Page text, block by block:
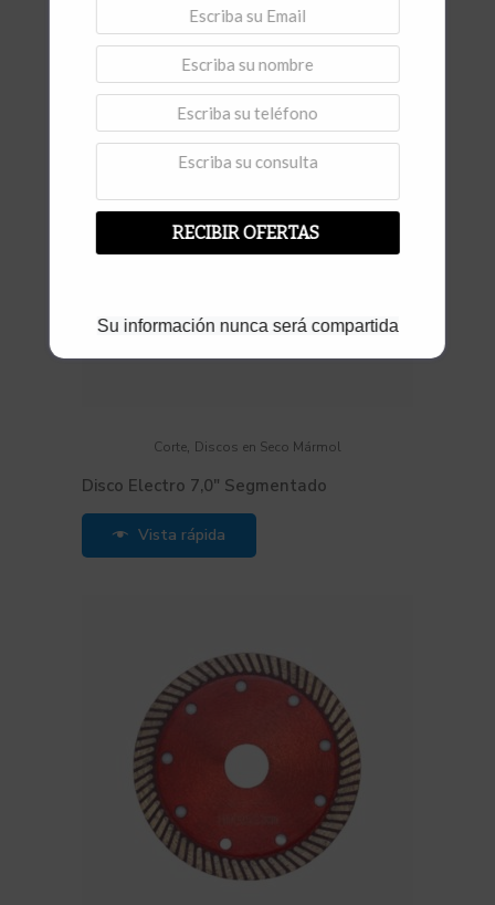
Vista rápida
Corte, Discos en Seco Mármol
Disco Electro 7,0″ Segmentado
Vista rápida
RECIBIR OFERTAS
Su información nunca será compartida